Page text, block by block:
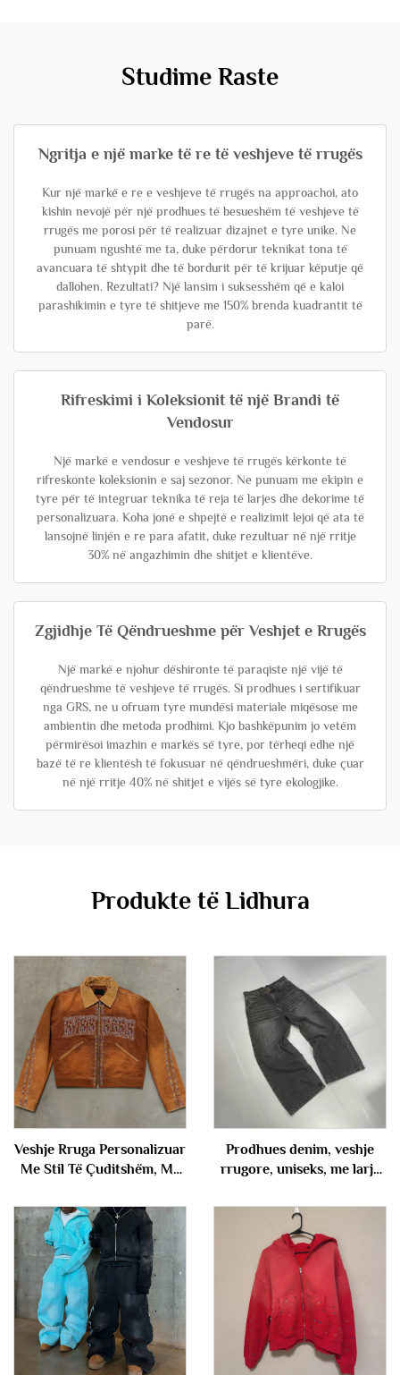
Studime Raste
Ngritja e një marke të re të veshjeve të rrugës
Kur një markë e re e veshjeve të rrugës na approachoi, ato
kishin nevojë për një prodhues të besueshëm të veshjeve të
rrugës me porosi për të realizuar dizajnet e tyre unike. Ne
punuam ngushtë me ta, duke përdorur teknikat tona të
avancuara të shtypit dhe të bordurit për të krijuar këputje që
dallohen. Rezultati? Një lansim i suksesshëm që e kaloi
parashikimin e tyre të shitjeve me 150% brenda kuadrantit të
parë.
Rifreskimi i Koleksionit të një Brandi të
Vendosur
Një markë e vendosur e veshjeve të rrugës kërkonte të
rifreskonte koleksionin e saj sezonor. Ne punuam me ekipin e
tyre për të integruar teknika të reja të larjes dhe dekorime të
personalizuara. Koha jonë e shpejtë e realizimit lejoi që ata të
lansojnë linjën e re para afatit, duke rezultuar në një rritje
30% në angazhimin dhe shitjet e klientëve.
Zgjidhje Të Qëndrueshme për Veshjet e Rrugës
Një markë e njohur dëshironte të paraqiste një vijë të
qëndrueshme të veshjeve të rrugës. Si prodhues i sertifikuar
nga GRS, ne u ofruam tyre mundësi materiale miqësose me
ambientin dhe metoda prodhimi. Kjo bashkëpunim jo vetëm
përmirësoi imazhin e markës së tyre, por tërheqi edhe një
bazë të re klientësh të fokusuar në qëndrueshmëri, duke çuar
në një rritje 40% në shitjet e vijës së tyre ekologjike.
Produkte të Lidhura
Veshje Rruga Personalizuar
Me Stil Të Çuditshëm, Me
Diamante, Jakë Zip-up Prej
Denimi, Kanevas Flanelor
për Burra
Prodhues denim, veshje
rrugore, uniseks, me larje
lirë, me gjeguzina të gjerë
dhe të mëdhenj, pantolona
denim për meshkuj